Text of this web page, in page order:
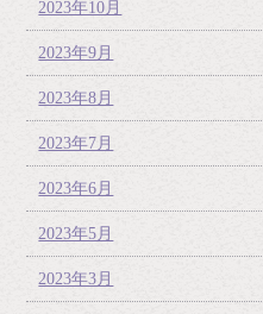
2023年10月
2023年9月
2023年8月
2023年7月
2023年6月
2023年5月
2023年3月